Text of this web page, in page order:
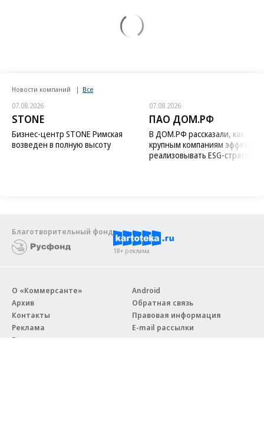
Новости компаний Все
07.08.2026
STONE
Бизнес-центр STONE Римская
возведен в полную высоту
07.08.2026
ПАО ДОМ.РФ
В ДОМ.РФ рассказали, как
крупным компаниям
реализовывать ESG-стратегию
Благотворительный фонд
18+ реклама
О «Коммерсанте»
Архив
Контакты
Реклама
Вакансии
Android
Обратная связь
Правовая информация
E-mail рассылки